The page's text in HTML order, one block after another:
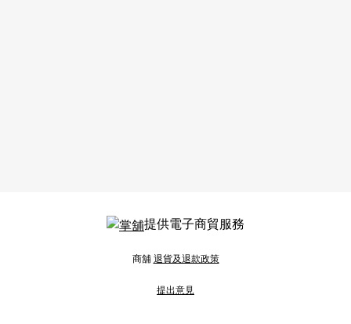
提供電子商貿服務
商舖退貨及退款政策
提出意見